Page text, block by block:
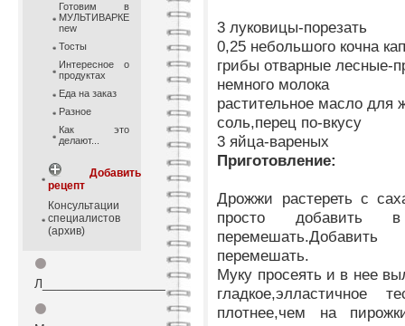
Готовим в
МУЛЬТИВАРКЕ
new
Тосты
Интересное о
продуктах
Еда на заказ
Разное
Как это
делают...
Добавить
рецепт
Консультации
специалистов
(архив)
⚫
Л_________________
⚫
3 луковицы-порезать
0,25 небольшого кочна
грибы отварные лесные-
немного молока
растительное масло для
соль,перец по-вкусу
3 яйца-вареных
Приготовление:
Дрожжи растереть с
просто добавить
перемешать.
Муку просеять и в нее
гладкое,элластичное
плотнее,чем на